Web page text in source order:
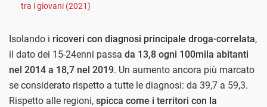
tra i giovani (2021)
Isolando i ricoveri con diagnosi principale droga-correlata,
il dato dei 15-24enni passa da 13,8 ogni 100mila abitanti
nel 2014 a 18,7 nel 2019. Un aumento ancora più marcato
se considerato rispetto a tutte le diagnosi: da 39,7 a 59,3.
Rispetto alle regioni, spicca come i territori con la